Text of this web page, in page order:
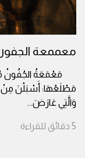
معممعة
مَعْمَعَةُ الجُفُونْ
مَطْلَعُهَا: أَسْبَلْنَ مِنْ
وَالَّتِي عَارَضَ...
5 دقائق للقراءة